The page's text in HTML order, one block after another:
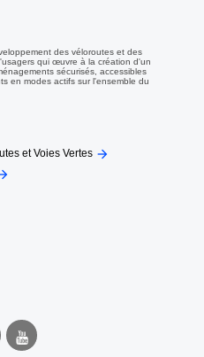
des véloroutes et des
qui œuvre à la création d'un
sécurisés, accessibles
en modes actifs sur l'ensemble du
et Voies Vertes 
Youtube
AF3V